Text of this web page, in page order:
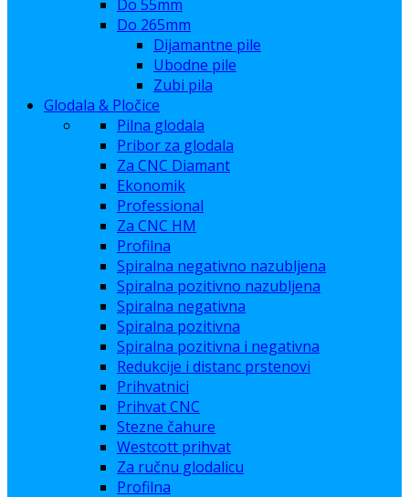
Do 55mm
Do 265mm
Dijamantne pile
Ubodne pile
Zubi pila
Glodala & Pločice
Pilna glodala
Pribor za glodala
Za CNC Diamant
Ekonomik
Professional
Za CNC HM
Profilna
Spiralna negativno nazubljena
Spiralna pozitivno nazubljena
Spiralna negativna
Spiralna pozitivna
Spiralna pozitivna i negativna
Redukcije i distanc prstenovi
Prihvatnici
Prihvat CNC
Stezne čahure
Westcott prihvat
Za ručnu glodalicu
Profilna